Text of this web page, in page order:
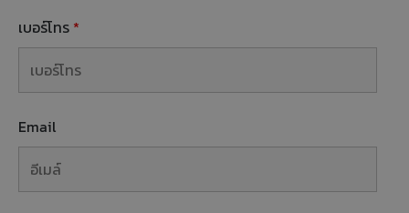
เบอร์โทร *
Email